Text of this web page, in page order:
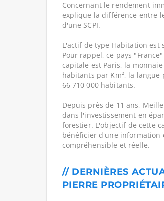
Concernant le rendement
explique la différence entre
d'une SCPI.
L'actif de type Habitation est
Pour rappel, ce pays
capitale est Paris, la
habitants par Km², la
66 710 000 habitants.
Depuis près de 11 ans,
dans l'investissement en
forestier. L'objectif de cette
bénéficier d'une information
compréhensible et réelle.
// DERNIÈRES
PIERRE